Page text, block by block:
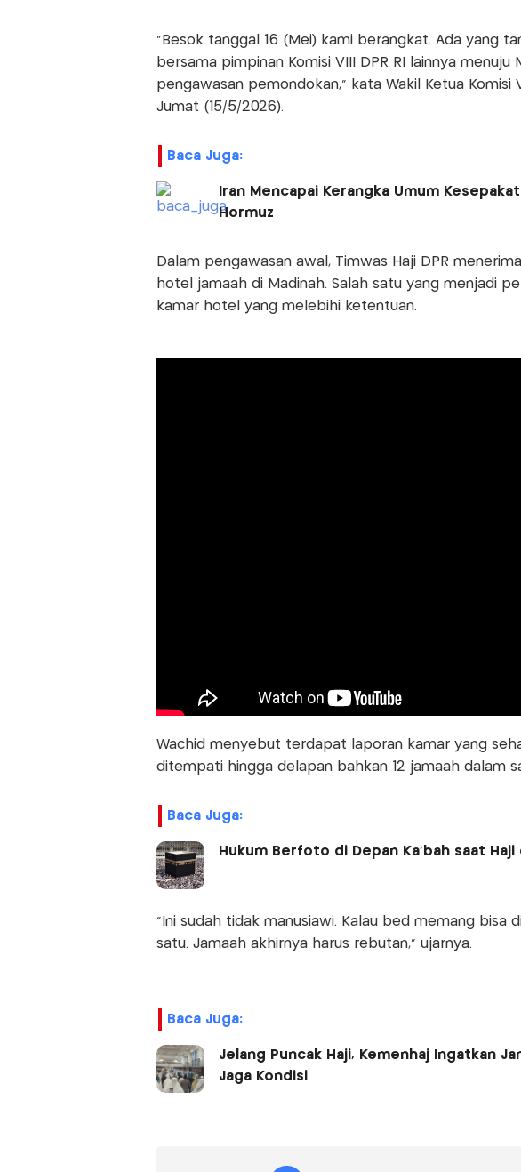
"Besok tanggal 16 (Mei) kami berangkat. Ada yang
bersama pimpinan Komisi VIII DPR RI lainnya menuju
pengawasan pemondokan,” kata Wakil Ketua Komisi
Jumat (15/5/2026).
Baca Juga:
Iran Mencapai Kerangka Umum
Hormuz
Dalam pengawasan awal, Timwas Haji DPR
hotel jamaah di Madinah. Salah satu yang menjadi
kamar hotel yang melebihi ketentuan.
Wachid menyebut terdapat laporan kamar yang
ditempati hingga delapan bahkan 12 jamaah dalam
Baca Juga:
Hukum Berfoto di Depan Ka’bah saat Haji
“Ini sudah tidak manusiawi. Kalau bed memang bisa
satu. Jamaah akhirnya harus rebutan,” ujarnya.
Baca Juga:
Jelang Puncak Haji, Kemenhaj Ingatkan
Jaga Kondisi